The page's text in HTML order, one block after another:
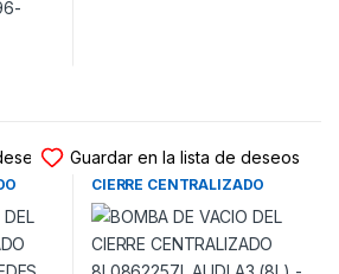
E
Guardar en la lista de deseos
BOMBA DE VACIO DEL
CIERRE CENTRALIZADO
8L0862257L AUDI A3 (8L) –
AUDI A4 (B5) – AUDI A8 (D2)
(1998-2002)